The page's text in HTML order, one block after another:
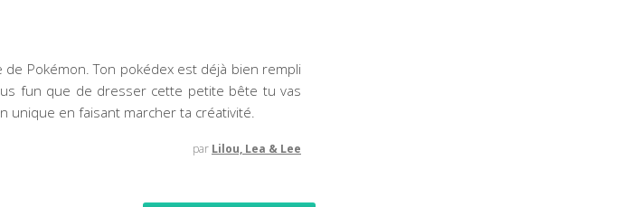
Pokémon. Ton pokédex est déjà bien rempli
fun que de dresser cette petite bête tu vas
unique en faisant marcher ta créativité.
par Lilou, Lea & Lee